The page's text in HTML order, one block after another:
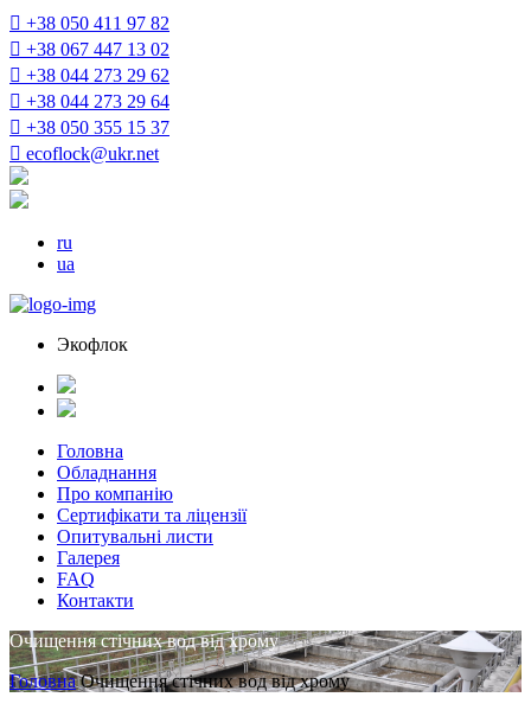
+38 050 411 97 82
+38 067 447 13 02
+38 044 273 29 62
+38 044 273 29 64
+38 050 355 15 37
ecoflock@ukr.net
ru
ua
Экофлок
Головна
Обладнання
Про компанію
Сертифікати та ліцензії
Опитувальні листи
Галерея
FAQ
Контакти
Очищення стічних вод від хрому
Головна Очищення стічних вод від хрому